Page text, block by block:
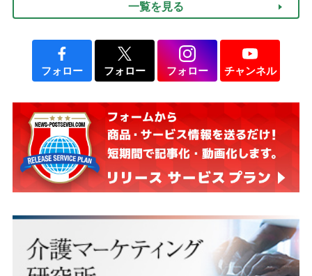
みよう」【社会福祉士解
説】
一覧を見る
フォロー フォロー フォロー チャンネル